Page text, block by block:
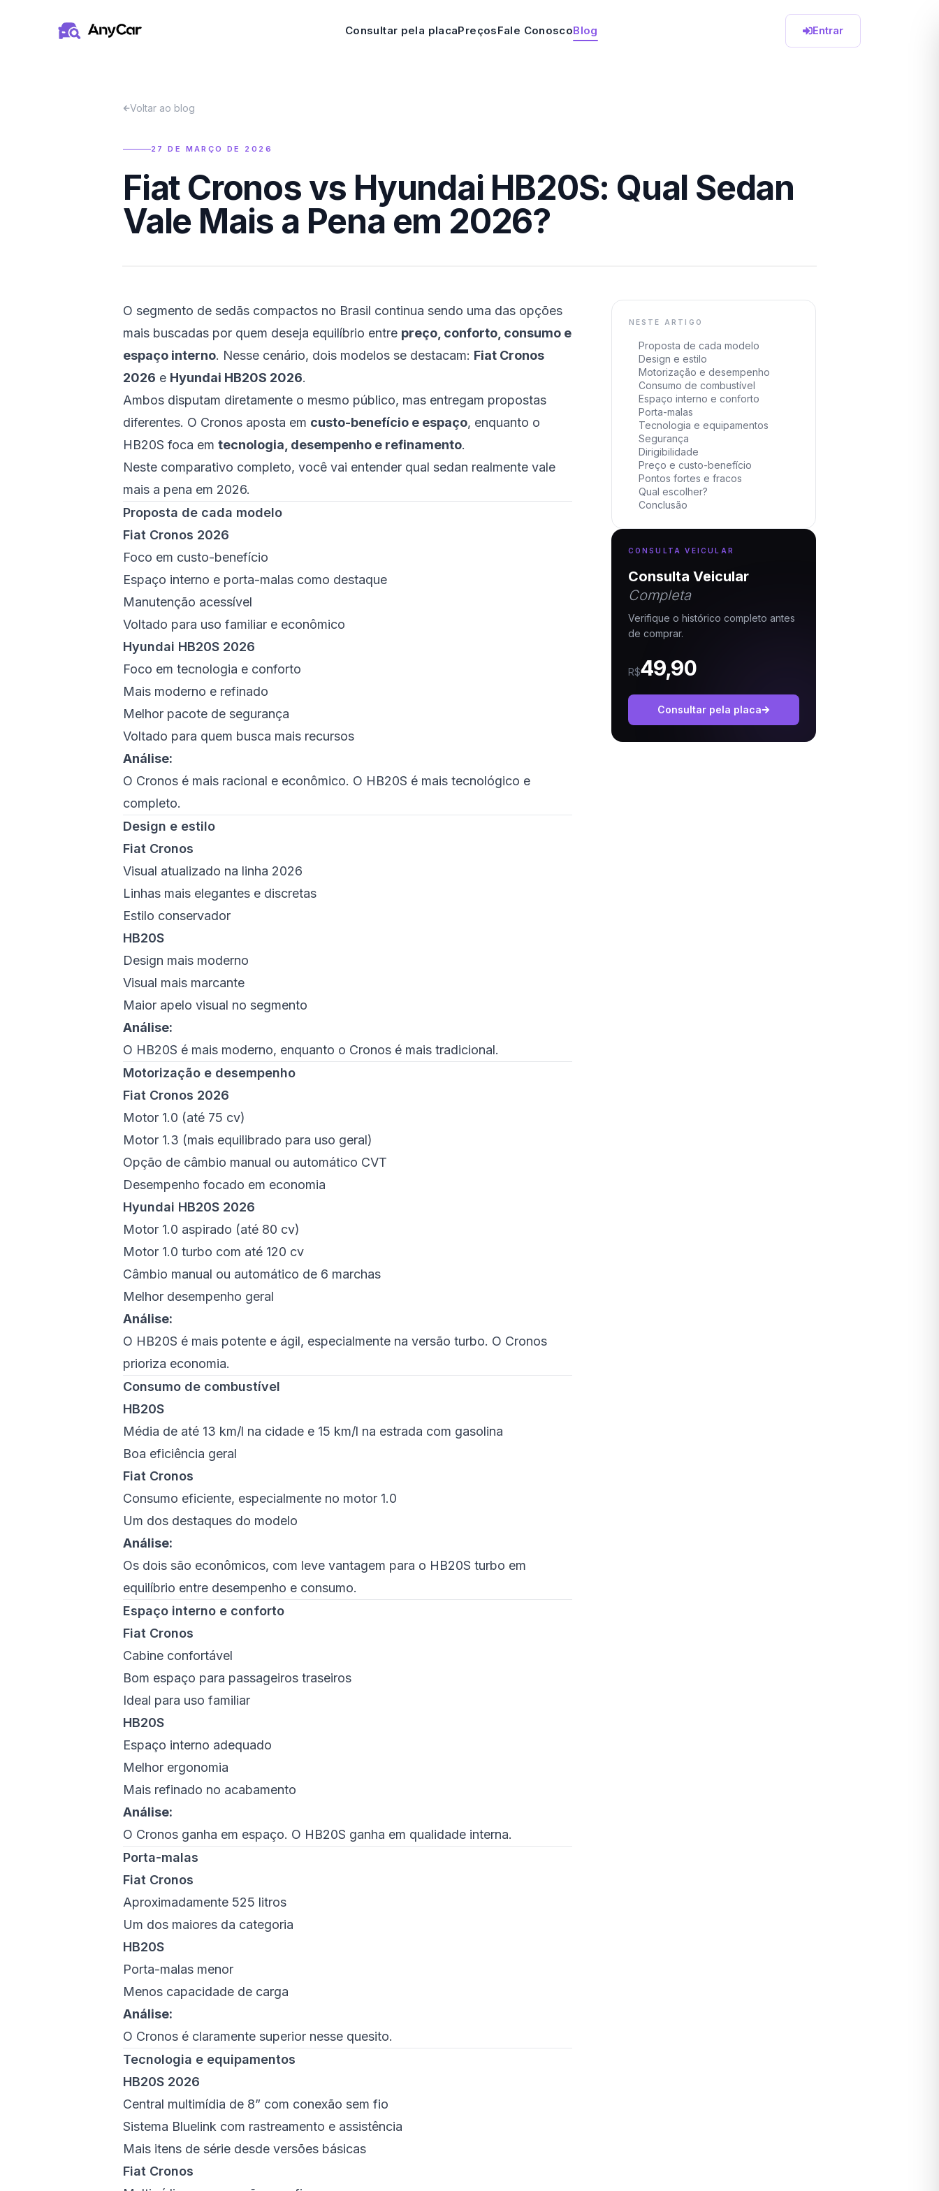
Consultar pela placaPreçosFale ConoscoBlog Entrar
Voltar ao blog
27 DE MARÇO DE 2026
Fiat Cronos vs Hyundai HB20S: Qual Sedan
Vale Mais a Pena em 2026?
O segmento de sedãs compactos no Brasil continua sendo uma das opções
mais buscadas por quem deseja equilíbrio entre preço, conforto, consumo e
espaço interno. Nesse cenário, dois modelos se destacam: Fiat Cronos
2026 e Hyundai HB20S 2026.
Ambos disputam diretamente o mesmo público, mas entregam propostas
diferentes. O Cronos aposta em custo-benefício e espaço, enquanto o
HB20S foca em tecnologia, desempenho e refinamento.
Neste comparativo completo, você vai entender qual sedan realmente vale
mais a pena em 2026.
Proposta de cada modelo
Fiat Cronos 2026
Foco em custo-benefício
Espaço interno e porta-malas como destaque
Manutenção acessível
Voltado para uso familiar e econômico
Hyundai HB20S 2026
Foco em tecnologia e conforto
Mais moderno e refinado
Melhor pacote de segurança
Voltado para quem busca mais recursos
Análise:
O Cronos é mais racional e econômico. O HB20S é mais tecnológico e
completo.
Design e estilo
Fiat Cronos
Visual atualizado na linha 2026
Linhas mais elegantes e discretas
Estilo conservador
HB20S
Design mais moderno
Visual mais marcante
Maior apelo visual no segmento
Análise:
O HB20S é mais moderno, enquanto o Cronos é mais tradicional.
Motorização e desempenho
Fiat Cronos 2026
Motor 1.0 (até 75 cv)
Motor 1.3 (mais equilibrado para uso geral)
Opção de câmbio manual ou automático CVT
Desempenho focado em economia
Hyundai HB20S 2026
Motor 1.0 aspirado (até 80 cv)
Motor 1.0 turbo com até 120 cv
Câmbio manual ou automático de 6 marchas
Melhor desempenho geral
Análise:
O HB20S é mais potente e ágil, especialmente na versão turbo. O Cronos
prioriza economia.
Consumo de combustível
HB20S
Média de até 13 km/l na cidade e 15 km/l na estrada com gasolina
Boa eficiência geral
Fiat Cronos
Consumo eficiente, especialmente no motor 1.0
Um dos destaques do modelo
Análise:
Os dois são econômicos, com leve vantagem para o HB20S turbo em
equilíbrio entre desempenho e consumo.
Espaço interno e conforto
Fiat Cronos
Cabine confortável
Bom espaço para passageiros traseiros
Ideal para uso familiar
HB20S
Espaço interno adequado
Melhor ergonomia
Mais refinado no acabamento
Análise:
O Cronos ganha em espaço. O HB20S ganha em qualidade interna.
Porta-malas
Fiat Cronos
Aproximadamente 525 litros
Um dos maiores da categoria
HB20S
Porta-malas menor
Menos capacidade de carga
Análise:
O Cronos é claramente superior nesse quesito.
Tecnologia e equipamentos
HB20S 2026
Central multimídia de 8” com conexão sem fio
Sistema Bluelink com rastreamento e assistência
Mais itens de série desde versões básicas
Fiat Cronos
NESTE ARTIGO
Proposta de cada modelo
Design e estilo
Motorização e desempenho
Consumo de combustível
Espaço interno e conforto
Porta-malas
Tecnologia e equipamentos
Segurança
Dirigibilidade
Preço e custo-benefício
Pontos fortes e fracos
Qual escolher?
Conclusão
CONSULTA VEICULAR
Consulta Veicular
Completa
Verifique o histórico completo antes
de comprar.
R$49,90
Consultar pela placa